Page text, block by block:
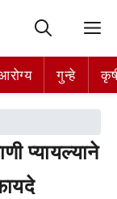
गुन्हे
प्यायल्याने